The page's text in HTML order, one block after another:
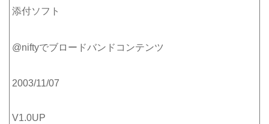
添付ソフト
@niftyでブロードバンドコンテンツ
2003/11/07
V1.0UP